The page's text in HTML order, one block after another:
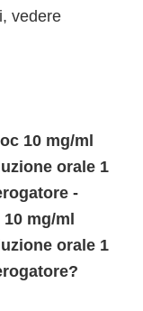
vedere
10 mg/ml
orale 1
-
mg/ml
orale 1